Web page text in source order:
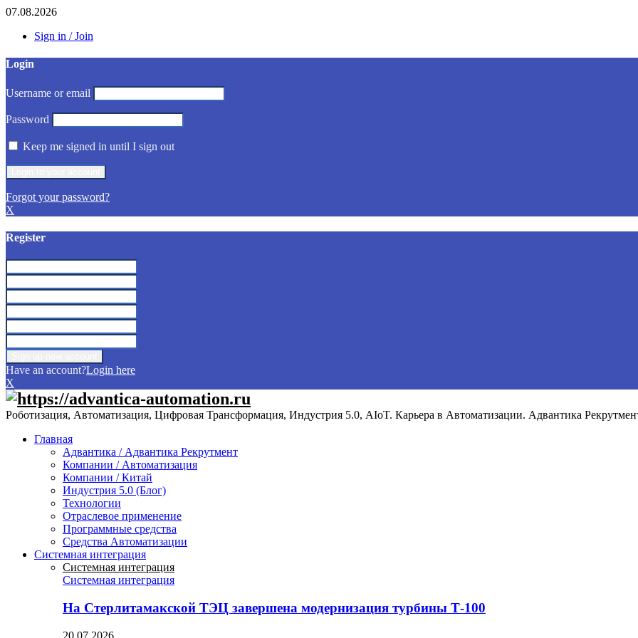
07.08.2026
Sign in / Join
Login
Username or email
Password
Keep me signed in until I sign out
Forgot your password?
X
Register
Have an account?Login here
X
Роботизация, Автоматизация, Цифровая Трансформация, Индустрия 5.0, AIoT. Карьера в Автоматизации. Адвантика
Главная
Адвантика / Адвантика Рекрутмент
Компании / Автоматизация
Компании / Китай
Индустрия 5.0 (Блог)
Технологии
Отраслевое применение
Программные средства
Средства Автоматизации
Системная интеграция
Системная интеграция
Системная интеграция
На Стерлитамакской ТЭЦ завершена модернизация турбины Т-100
20.07.2026